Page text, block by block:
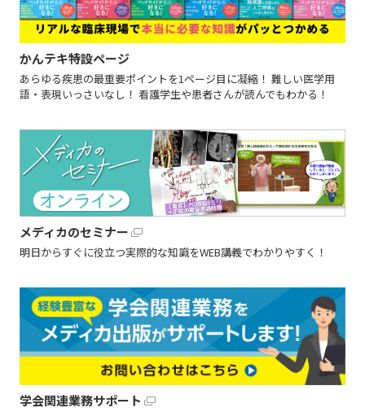
かんテキ特設ページ
あらゆる疾患の最重要ポイントを1ページ目に凝縮！ 難しい医学用
語・表現いっさいなし！ 看護学生や患者さんが読んでもわかる！
メディカのセミナー
明日からすぐに役立つ実際的な知識をWEB講義でわかりやすく！
学会関連業務サポート